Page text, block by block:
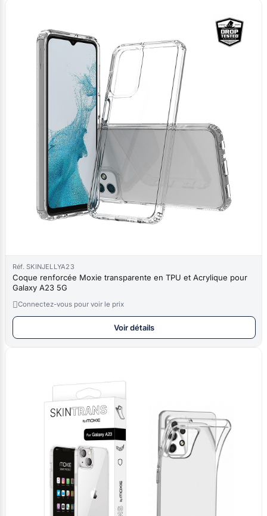
Réf. SKINJELLYA23
Coque renforcée Moxie transparente en TPU et Acrylique pour
Galaxy A23 5G
Connectez-vous pour voir le prix
Voir détails